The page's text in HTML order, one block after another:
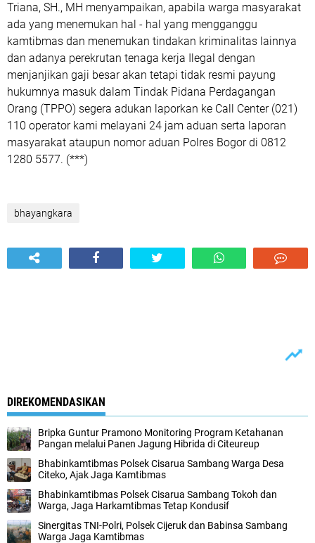
Triana, SH., MH menyampaikan, apabila warga masyarakat
ada yang menemukan hal - hal yang mengganggu
kamtibmas dan menemukan tindakan kriminalitas lainnya
dan adanya perekrutan tenaga kerja Ilegal dengan
menjanjikan gaji besar akan tetapi tidak resmi payung
hukumnya masuk dalam Tindak Pidana Perdagangan
Orang (TPPO) segera adukan laporkan ke Call Center (021)
110 operator kami melayani 24 jam aduan serta laporan
masyarakat ataupun nomor aduan Polres Bogor di 0812
1280 5577. (***)
bhayangkara
DIREKOMENDASIKAN
Bripka Guntur Pramono Monitoring Program Ketahanan
Pangan melalui Panen Jagung Hibrida di Citeureup
Bhabinkamtibmas Polsek Cisarua Sambang Warga Desa
Citeko, Ajak Jaga Kamtibmas
Bhabinkamtibmas Polsek Cisarua Sambang Tokoh dan
Warga, Jaga Harkamtibmas Tetap Kondusif
Sinergitas TNI-Polri, Polsek Cijeruk dan Babinsa Sambang
Warga Jaga Kamtibmas